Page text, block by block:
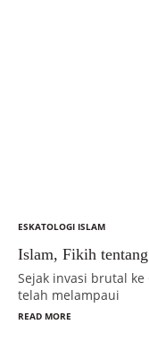
ESKATOLOGI ISLAM
Islam, Fikih
Sejak invasi brutal
telah melampaui
READ MORE